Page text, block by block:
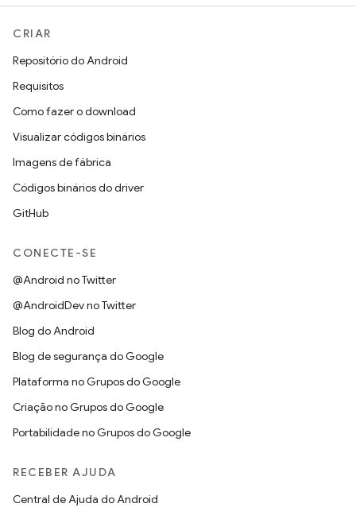
CRIAR
Repositório do Android
Requisitos
Como fazer o download
Visualizar códigos binários
Imagens de fábrica
Códigos binários do driver
GitHub
CONECTE-SE
@Android no Twitter
@AndroidDev no Twitter
Blog do Android
Blog de segurança do Google
Plataforma no Grupos do Google
Criação no Grupos do Google
Portabilidade no Grupos do Google
RECEBER AJUDA
Central de Ajuda do Android